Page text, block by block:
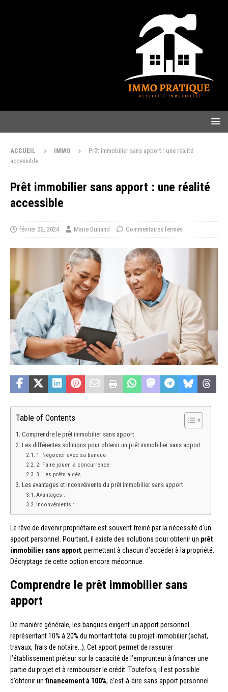
ACCUEIL IMMO
Prêt immobilier sans apport : une réalité
accessible
Prêt immobilier sans apport : une réalité
accessible
février 22, 2024 Marie Dunand Commentaires fermés
Table of Contents
Comprendre le prêt immobilier sans apport
Les différentes solutions pour obtenir un prêt immobilier sans apport
1. Négocier avec sa banque
2. Faire jouer la concurrence
3. Les prêts aidés
Les avantages et inconvénients du prêt immobilier sans apport
Avantages :
Inconvénients :
Le rêve de devenir propriétaire est souvent freiné par la nécessité d’un
apport personnel. Pourtant, il existe des solutions pour obtenir un prêt
immobilier sans apport, permettant à chacun d’accéder à la propriété.
Décryptage de cette option encore méconnue.
Comprendre le prêt immobilier sans
apport
De manière générale, les banques exigent un apport personnel
représentant 10% à 20% du montant total du projet immobilier (achat,
travaux, frais de notaire…). Cet apport permet de rassurer
l’établissement prêteur sur la capacité de l’emprunteur à financer une
partie du projet et à rembourser le crédit. Toutefois, il est possible
d’obtenir un financement à 100%, c’est-à-dire sans apport personnel.